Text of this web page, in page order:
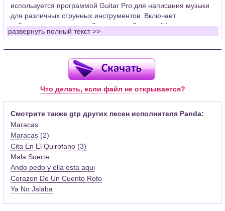
используется программой Guitar Pro для написания музыки
для различных струнных инструментов. Включает
табулатуры для гитары, бас-гитары, банджо. Широко
применяется для создания партитур, которые затем
Для открытия нот этого формата Вам необходимо
установить у себя на рабочем компьютере программу Guitar
Pro (желательно, последней версии). Скачать её можно с
официального сайта программы (Скачать) или найти
Функционал программы:
Запись музыкальных произведений для гитары, бас-гитары,
банджо и множества других инструментов и ансамблей в
виде табулатур или нотной графики (при создании
табулатуры отображается соответствующая ей строчка с
нотами и наоборот);
Создание произведений для духовых, струнных, клавишных
Создание партий для барабанов и перкуссии;
развернуть полный текст >>
Что делать, если файл не открывается?
Смотрите также gtp других песен исполнителя Panda:
Maracas
Maracas (2)
Cita En El Quirofano (3)
Mala Suerte
Ando pedo y ella esta aqui
Corazon De Un Cuento Roto
Ya No Jalaba